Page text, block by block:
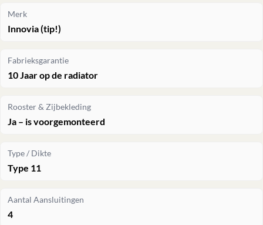
Merk
Innovia (tip!)
Fabrieksgarantie
10 Jaar op de radiator
Rooster & Zijbekleding
Ja – is voorgemonteerd
Type / Dikte
Type 11
Aantal Aansluitingen
4